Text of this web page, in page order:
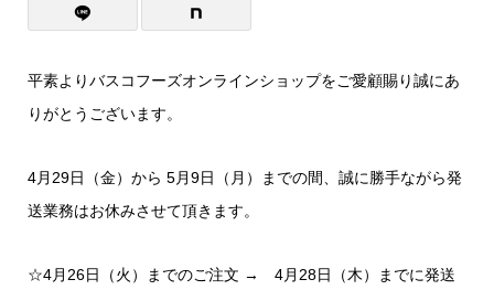
平素よりバスコフーズオンラインショップをご愛顧賜り誠にあ
りがとうございます。
4月29日（金）から 5月9日（月）までの間、誠に勝手ながら発
送業務はお休みさせて頂きます。
☆4月26日（火）までのご注文 → 4月28日（木）までに発送